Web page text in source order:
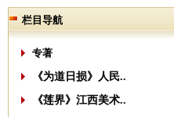
栏目导航
专著
《为道日损》人民..
《莲界》江西美术..